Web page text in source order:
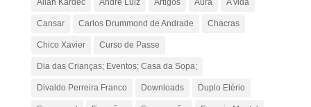
Allan Kardec André Luiz Artigos Aura A vida
Cansar Carlos Drummond de Andrade Chacras
Chico Xavier Curso de Passe
Dia das Crianças; Eventos; Casa da Sopa;
Divaldo Perreira Franco Downloads Duplo Etério